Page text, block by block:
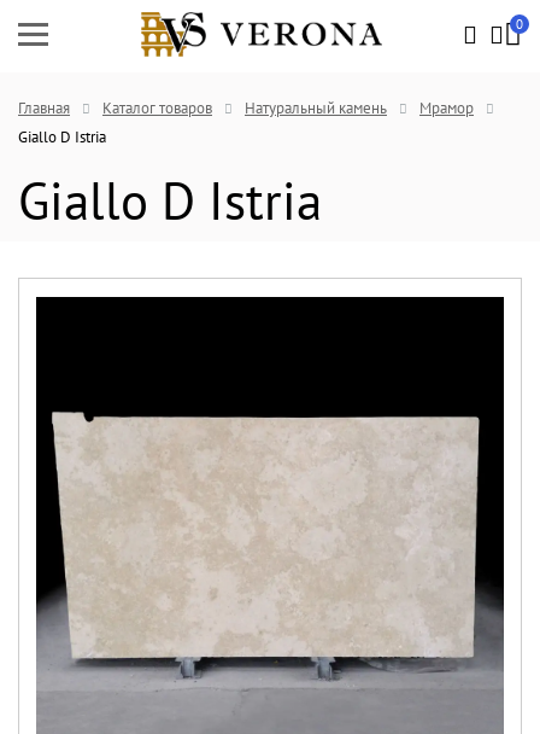
0
Главная Каталог товаров Натуральный камень
Мрамор
Giallo D Istria
Giallo D Istria